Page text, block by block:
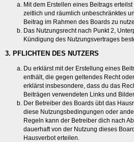
Mit dem Erstellen eines Beitrags
zeitlich und räumlich unbeschränktes
Beitrag im Rahmen des Boards zu
Das Nutzungsrecht nach Punkt 2,
Kündigung des Nutzungsvertrages
3. PFLICHTEN DES NUTZERS
Du erklärst mit der Erstellung eines
enthält, die gegen geltendes Recht
erklärst insbesondere, dass du das
Beiträgen verwendeten Links und
Der Betreiber des Boards übt das
diese Nutzungsbedingungen oder
Regeln kann der Betreiber dich nach
dauerhaft von der Nutzung dieses
Hausverbot erteilen.